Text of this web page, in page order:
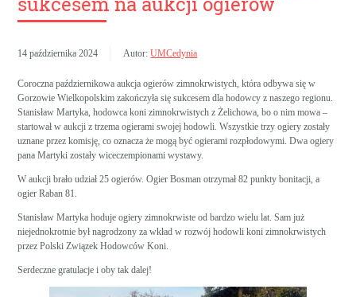
14 października 2024 Autor:UMCedynia
Coroczna październikowa aukcja ogierów zimnokrwistych, która odbywa się w
Gorzowie Wielkopolskim zakończyła się sukcesem dla hodowcy z naszego regionu.
Stanisław Martyka, hodowca koni zimnokrwistych z Żelichowa, bo o nim mowa –
startował w aukcji z trzema ogierami swojej hodowli. Wszystkie trzy ogiery zostały
uznane przez komisję, co oznacza że mogą być ogierami rozpłodowymi. Dwa ogiery
pana Martyki zostały wiceczempionami wystawy.
W aukcji brało udział 25 ogierów. Ogier Bosman otrzymał 82 punkty bonitacji, a
ogier Raban 81.
Stanisław Martyka hoduje ogiery zimnokrwiste od bardzo wielu lat. Sam już
niejednokrotnie był nagrodzony za wkład w rozwój hodowli koni zimnokrwistych
przez Polski Związek Hodowców Koni.
Serdeczne gratulacje i oby tak dalej!